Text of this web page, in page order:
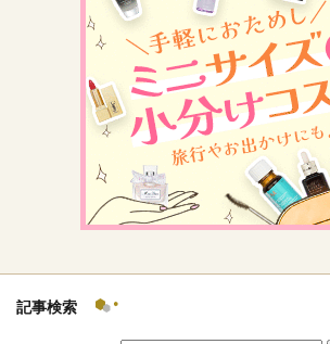
フレグランス
ボディ＆ヘア
ライフスタイル
記事検索